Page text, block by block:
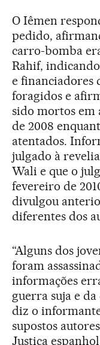
O Iêmen
pedido,
carro-bomba
Rahif,
e financiadores
foragidos e
sido mortos em
de 2008
atentados.
julgado à
Wali e que o
fevereiro de
divulgou
diferentes dos
“Alguns dos
foram
informações
guerra suja e
diz o
supostos
Justiça